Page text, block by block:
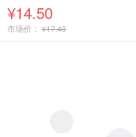
¥14.50
市场价： ¥17.40